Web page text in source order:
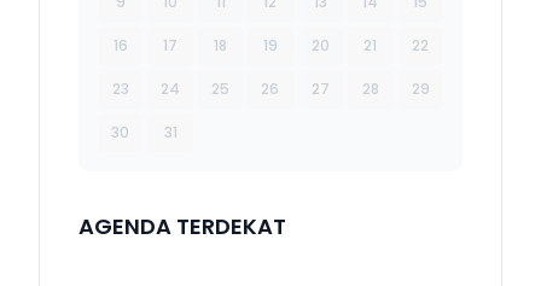
16 17 18 19 20 21 22
23 24 25 26 27 28 29
30 31
AGENDA TERDEKAT